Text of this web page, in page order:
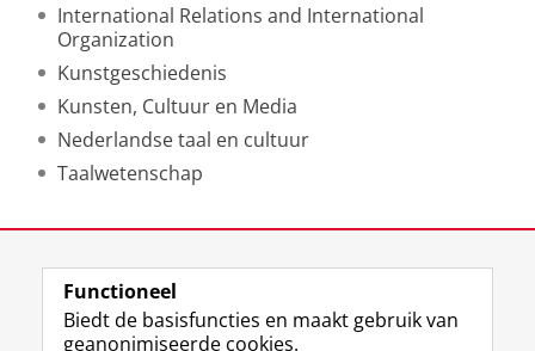
International Relations and International
Organization
Kunstgeschiedenis
Kunsten, Cultuur en Media
Nederlandse taal en cultuur
Taalwetenschap
View this page in:English
Functioneel
Biedt de basisfuncties en maakt gebruik van
geanonimiseerde cookies.